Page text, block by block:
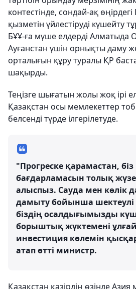
контестінде, сондай-ақ өңірдегі
қызметін үйлестіруді күшейту
БҰҰ-ға мүше елдерді Алматыда
Ауғанстан үшін орнықты даму
орталығын құру туралы ҚР
шақырды.
Теңізге шығатын жолы жоқ ірі
Қазақстан осы мемлекеттер
белсенді түрде ілгерілетуде.
"Прогреске қарамастан,
бағдарламасын толық
алыспыз. Сауда мен көлік
дамыту бойынша шектеулі
біздің осалдығымызды
борыштық жүктемені
инвестиция көлемін
атап өтті министр.
Қазақстан қазірдің өзінде